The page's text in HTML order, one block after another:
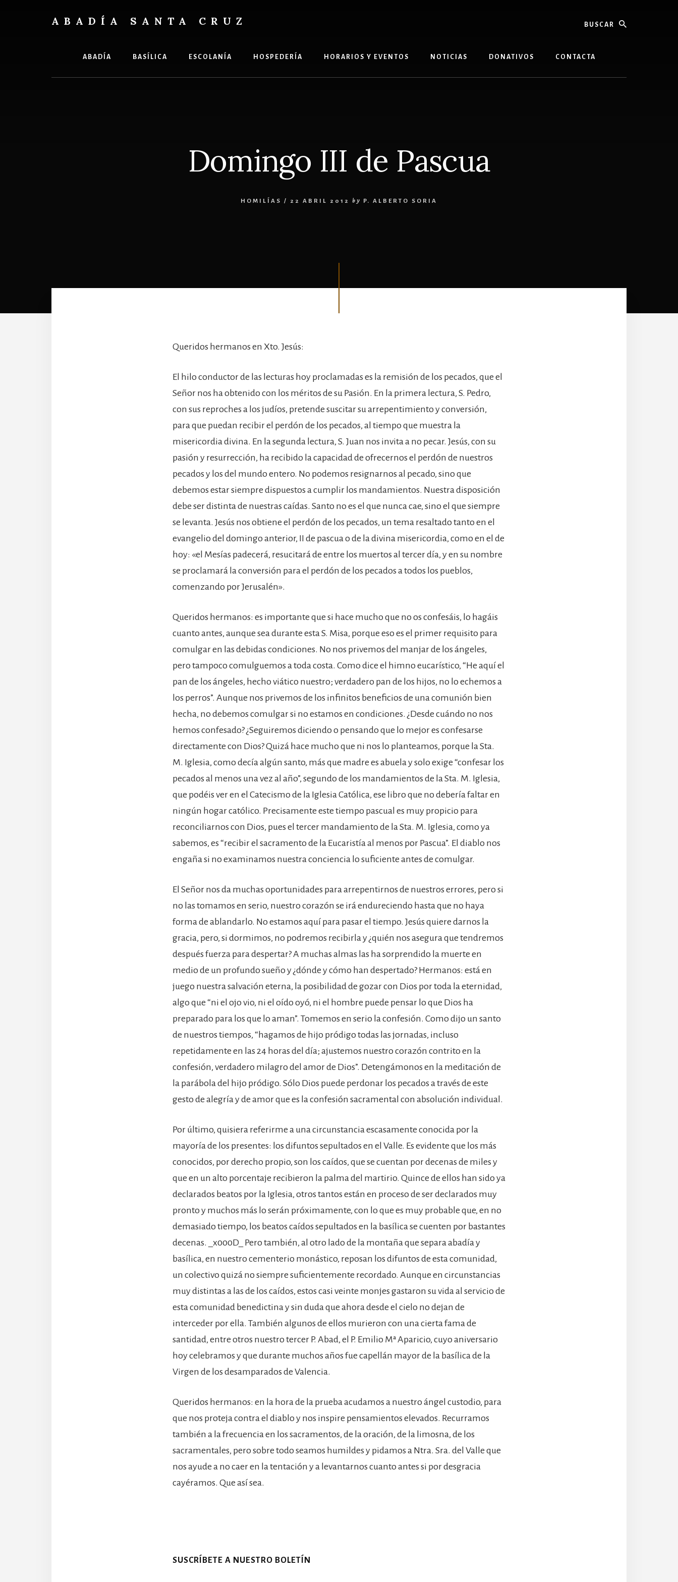
ABADÍA SANTA CRUZ
ABADÍA BASÍLICA ESCOLANÍA HOSPEDERÍA HORARIOS Y EVENTOS NOTICIAS DONATIVOS CONTACTA
Domingo III de Pascua
HOMILÍAS / 22 ABRIL 2012 by P. ALBERTO SORIA
Queridos hermanos en Xto. Jesús:
El hilo conductor de las lecturas hoy proclamadas es la remisión de los pecados, que el
Señor nos ha obtenido con los méritos de su Pasión. En la primera lectura, S. Pedro,
con sus reproches a los judíos, pretende suscitar su arrepentimiento y conversión,
para que puedan recibir el perdón de los pecados, al tiempo que muestra la
misericordia divina. En la segunda lectura, S. Juan nos invita a no pecar. Jesús, con su
pasión y resurrección, ha recibido la capacidad de ofrecernos el perdón de nuestros
pecados y los del mundo entero. No podemos resignarnos al pecado, sino que
debemos estar siempre dispuestos a cumplir los mandamientos. Nuestra disposición
debe ser distinta de nuestras caídas. Santo no es el que nunca cae, sino el que siempre
se levanta. Jesús nos obtiene el perdón de los pecados, un tema resaltado tanto en el
evangelio del domingo anterior, II de pascua o de la divina misericordia, como en el de
hoy: «el Mesías padecerá, resucitará de entre los muertos al tercer día, y en su nombre
se proclamará la conversión para el perdón de los pecados a todos los pueblos,
comenzando por Jerusalén».
Queridos hermanos: es importante que si hace mucho que no os confesáis, lo hagáis
cuanto antes, aunque sea durante esta S. Misa, porque eso es el primer requisito para
comulgar en las debidas condiciones. No nos privemos del manjar de los ángeles,
pero tampoco comulguemos a toda costa. Como dice el himno eucarístico, “He aquí el
pan de los ángeles, hecho viático nuestro; verdadero pan de los hijos, no lo echemos a
los perros”. Aunque nos privemos de los infinitos beneficios de una comunión bien
hecha, no debemos comulgar si no estamos en condiciones. ¿Desde cuándo no nos
hemos confesado? ¿Seguiremos diciendo o pensando que lo mejor es confesarse
directamente con Dios? Quizá hace mucho que ni nos lo planteamos, porque la Sta.
M. Iglesia, como decía algún santo, más que madre es abuela y solo exige “confesar los
pecados al menos una vez al año”, segundo de los mandamientos de la Sta. M. Iglesia,
que podéis ver en el Catecismo de la Iglesia Católica, ese libro que no debería faltar en
ningún hogar católico. Precisamente este tiempo pascual es muy propicio para
reconciliarnos con Dios, pues el tercer mandamiento de la Sta. M. Iglesia, como ya
sabemos, es “recibir el sacramento de la Eucaristía al menos por Pascua”. El diablo nos
engaña si no examinamos nuestra conciencia lo suficiente antes de comulgar.
El Señor nos da muchas oportunidades para arrepentirnos de nuestros errores, pero si
no las tomamos en serio, nuestro corazón se irá endureciendo hasta que no haya
forma de ablandarlo. No estamos aquí para pasar el tiempo. Jesús quiere darnos la
gracia, pero, si dormimos, no podremos recibirla y ¿quién nos asegura que tendremos
después fuerza para despertar? A muchas almas las ha sorprendido la muerte en
medio de un profundo sueño y ¿dónde y cómo han despertado? Hermanos: está en
juego nuestra salvación eterna, la posibilidad de gozar con Dios por toda la eternidad,
algo que “ni el ojo vio, ni el oído oyó, ni el hombre puede pensar lo que Dios ha
preparado para los que lo aman”. Tomemos en serio la confesión. Como dijo un santo
de nuestros tiempos, “hagamos de hijo pródigo todas las jornadas, incluso
repetidamente en las 24 horas del día; ajustemos nuestro corazón contrito en la
confesión, verdadero milagro del amor de Dios”. Detengámonos en la meditación de
la parábola del hijo pródigo. Sólo Dios puede perdonar los pecados a través de este
gesto de alegría y de amor que es la confesión sacramental con absolución individual.
Por último, quisiera referirme a una circunstancia escasamente conocida por la
mayoría de los presentes: los difuntos sepultados en el Valle. Es evidente que los más
conocidos, por derecho propio, son los caídos, que se cuentan por decenas de miles y
que en un alto porcentaje recibieron la palma del martirio. Quince de ellos han sido ya
declarados beatos por la Iglesia, otros tantos están en proceso de ser declarados muy
pronto y muchos más lo serán próximamente, con lo que es muy probable que, en no
demasiado tiempo, los beatos caídos sepultados en la basílica se cuenten por bastantes
decenas. _x000D_ Pero también, al otro lado de la montaña que separa abadía y
basílica, en nuestro cementerio monástico, reposan los difuntos de esta comunidad,
un colectivo quizá no siempre suficientemente recordado. Aunque en circunstancias
muy distintas a las de los caídos, estos casi veinte monjes gastaron su vida al servicio de
esta comunidad benedictina y sin duda que ahora desde el cielo no dejan de
interceder por ella. También algunos de ellos murieron con una cierta fama de
santidad, entre otros nuestro tercer P. Abad, el P. Emilio Mª Aparicio, cuyo aniversario
hoy celebramos y que durante muchos años fue capellán mayor de la basílica de la
Virgen de los desamparados de Valencia.
Queridos hermanos: en la hora de la prueba acudamos a nuestro ángel custodio, para
que nos proteja contra el diablo y nos inspire pensamientos elevados. Recurramos
también a la frecuencia en los sacramentos, de la oración, de la limosna, de los
sacramentales, pero sobre todo seamos humildes y pidamos a Ntra. Sra. del Valle que
nos ayude a no caer en la tentación y a levantarnos cuanto antes si por desgracia
cayéramos. Que así sea.
SUSCRÍBETE A NUESTRO BOLETÍN